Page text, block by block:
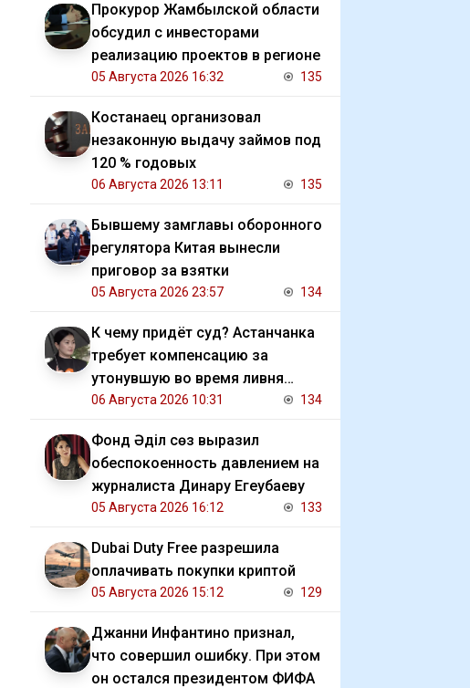
Прокурор Жамбылской области
обсудил с инвесторами
реализацию проектов в регионе
05 Августа 2026 16:32 135
Костанаец организовал
незаконную выдачу займов под
120 % годовых
06 Августа 2026 13:11 135
Бывшему замглавы оборонного
регулятора Китая вынесли
приговор за взятки
05 Августа 2026 23:57 134
К чему придёт суд? Астанчанка
требует компенсацию за
утонувшую во время ливня
иномарку
06 Августа 2026 10:31 134
Фонд Әділ сөз выразил
обеспокоенность давлением на
журналиста Динару Егеубаеву
05 Августа 2026 16:12 133
Dubai Duty Free разрешила
оплачивать покупки криптой
05 Августа 2026 15:12 129
Джанни Инфантино признал,
что совершил ошибку. При этом
он остался президентом ФИФА